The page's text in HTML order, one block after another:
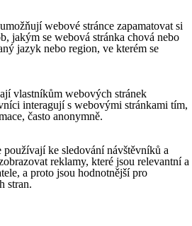
webové stránce zapamatovat si
jakým se webová stránka chová nebo
jazyk nebo region, ve kterém se
vlastníkům webových stránek
interagují s webovými stránkami tím,
často anonymně.
ke sledování návštěvníků a
reklamy, které jsou relevantní a
a proto jsou hodnotnější pro
stran.